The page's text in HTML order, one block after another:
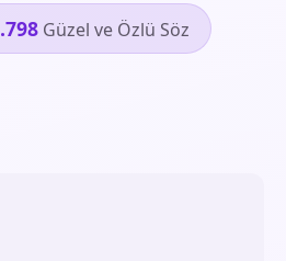
Güzel ve Özlü Söz